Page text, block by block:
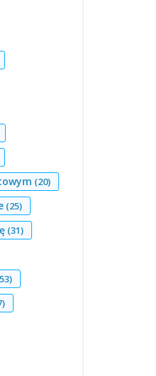
(20)
(25)
(31)